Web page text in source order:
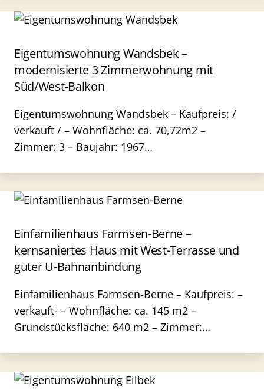
Eigentumswohnung Wandsbek –
modernisierte 3 Zimmerwohnung mit
Süd/West-Balkon
Eigentumswohnung Wandsbek – Kaufpreis: /
verkauft / – Wohnfläche: ca. 70,72m2 –
Zimmer: 3 – Baujahr: 1967…
Einfamilienhaus Farmsen-Berne –
kernsaniertes Haus mit West-Terrasse und
guter U-Bahnanbindung
Einfamilienhaus Farmsen-Berne – Kaufpreis: –
verkauft- – Wohnfläche: ca. 145 m2 –
Grundstücksfläche: 640 m2 – Zimmer:…